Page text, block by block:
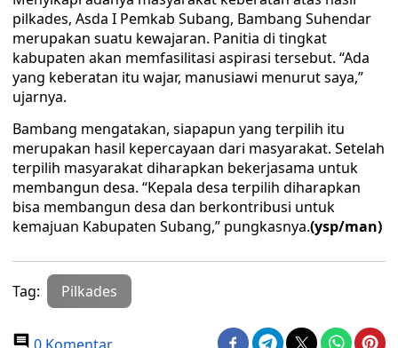
pilkades, Asda I Pemkab Subang, Bambang Suhendar
merupakan suatu kewajaran. Panitia di tingkat
kabupaten akan memfasilitasi aspirasi tersebut. “Ada
yang keberatan itu wajar, manusiawi menurut saya,”
ujarnya.
Bambang mengatakan, siapapun yang terpilih itu
merupakan hasil kepercayaan dari masyarakat. Setelah
terpilih masyarakat diharapkan bekerjasama untuk
membangun desa. “Kepala desa terpilih diharapkan
bisa membangun desa dan berkontribusi untuk
kemajuan Kabupaten Subang,” pungkasnya.(ysp/man)
Tag: Pilkades